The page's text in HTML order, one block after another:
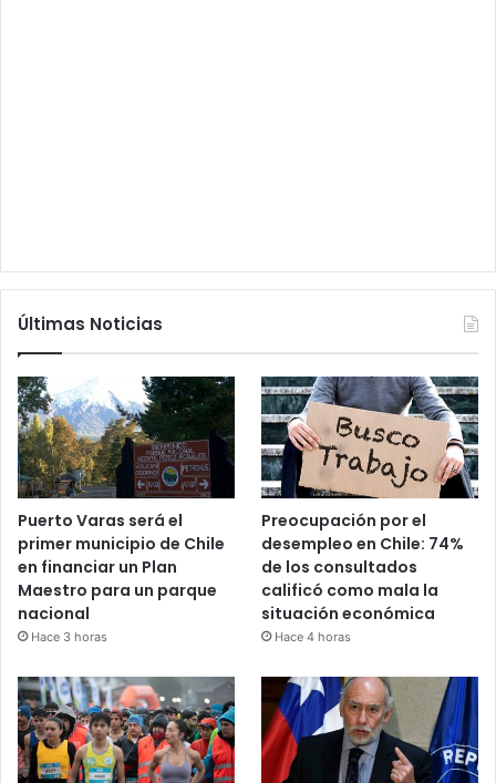
Últimas Noticias
Puerto Varas será el
primer municipio de Chile
en financiar un Plan
Maestro para un parque
nacional
Hace 3 horas
Preocupación por el
desempleo en Chile: 74%
de los consultados
calificó como mala la
situación económica
Hace 4 horas